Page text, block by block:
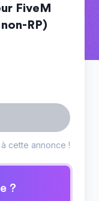
FiveM
RP)
cette annonce !
?